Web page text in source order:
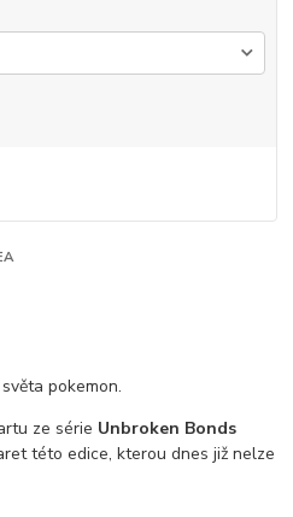
pokemon.
ze série Unbroken Bonds
této edice, kterou dnes již nelze